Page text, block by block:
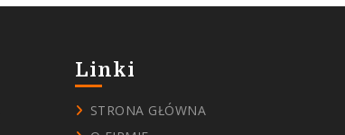
Linki
STRONA GŁÓWNA